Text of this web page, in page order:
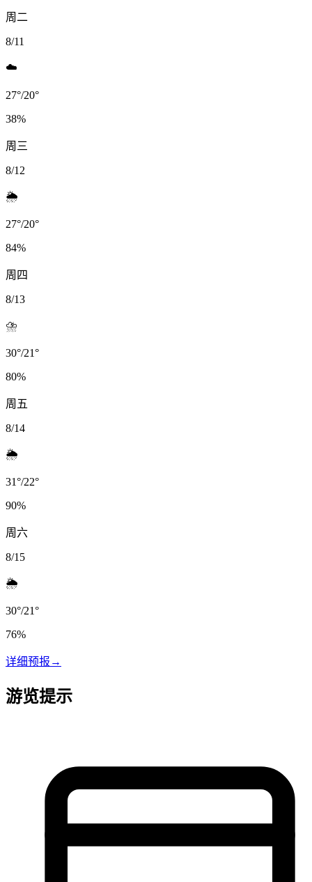
周二
8/11
☁️
27°/20°
38%
周三
8/12
🌦️
27°/20°
84%
周四
8/13
⛈️
30°/21°
80%
周五
8/14
🌦️
31°/22°
90%
周六
8/15
🌦️
30°/21°
76%
详细预报 →
游览提示